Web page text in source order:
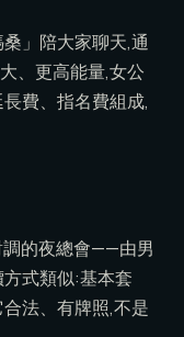
」陪大家聊天,通
、更高能量,女公
費、指名費組成,
的夜總會——由男
式類似:基本套
法、有牌照,不是